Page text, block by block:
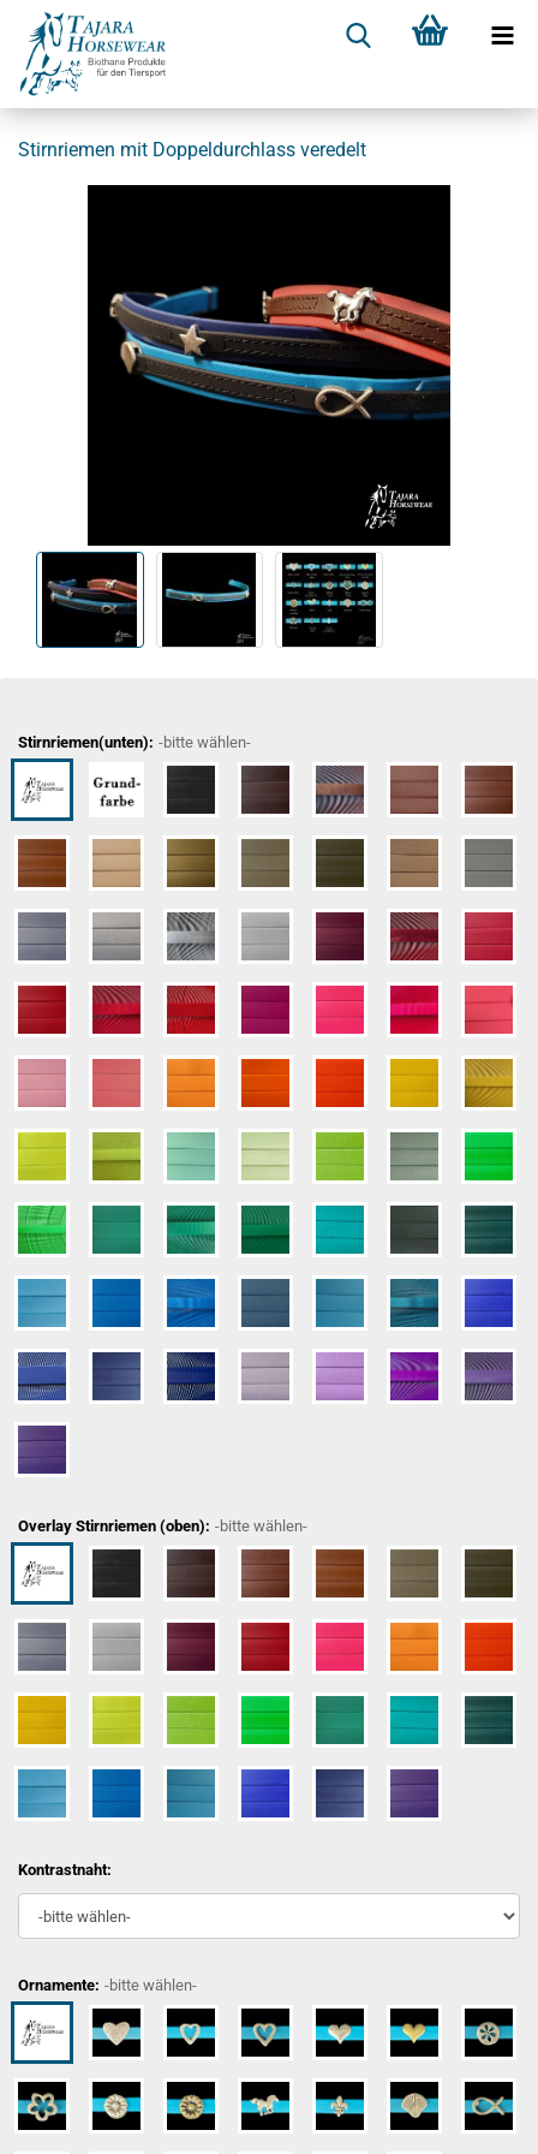
Stirnriemen mit Doppeldurchlass veredelt
Stirnriemen(unten): -bitte wählen-
Overlay Stirnriemen (oben): -bitte wählen-
Kontrastnaht:
Ornamente: -bitte wählen-